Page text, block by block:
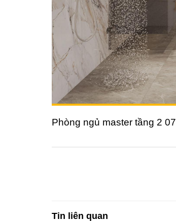
Phòng ngủ master tầng 2 07
Tin liên quan